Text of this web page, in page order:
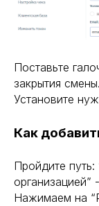
Поставьте
закрытия смены.
Установите
Как
Пройдите
организацией”
Нажимаем на